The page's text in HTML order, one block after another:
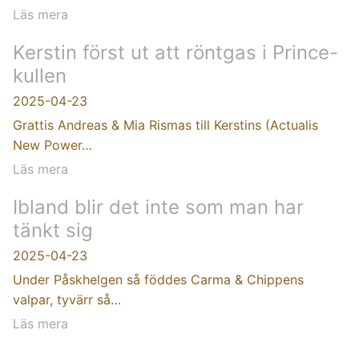
Läs mera
Kerstin först ut att röntgas i Prince-
kullen
2025-04-23
Grattis Andreas & Mia Rismas till Kerstins (Actualis
New Power…
Läs mera
Ibland blir det inte som man har
tänkt sig
2025-04-23
Under Påskhelgen så föddes Carma & Chippens
valpar, tyvärr så…
Läs mera